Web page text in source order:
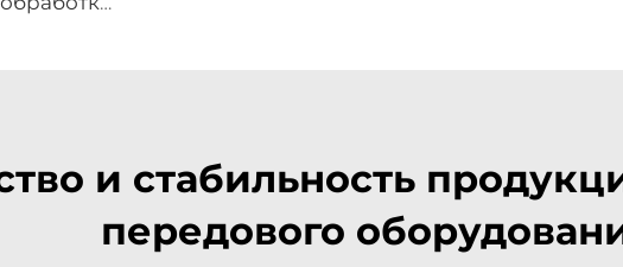
и стабильность
передового